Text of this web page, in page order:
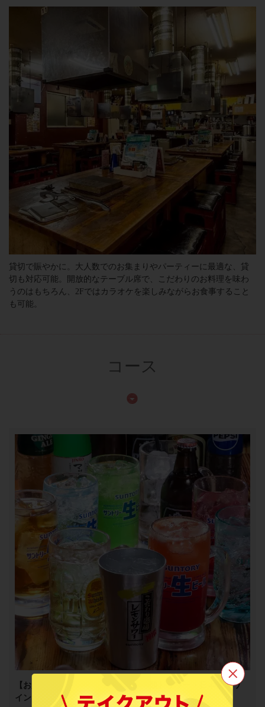
貸切で賑やかに。大人数でのお集まりやパーティーに最適な、貸
切も対応可能。開放的なテーブル席で、こだわりのお料理を味わ
うのはもちろん、2Fではカラオケを楽しみながらお食事すること
も可能。
コース
【お席時間は無制限です/90分飲み放題】サワー・日本酒・ワ
インなどドリンク満喫プラン 1,990円
この店舗情報をシェアする